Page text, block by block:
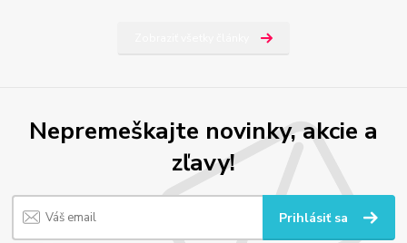
Nepremeškajte novinky, akcie a
zľavy!
Prihlásiť sa